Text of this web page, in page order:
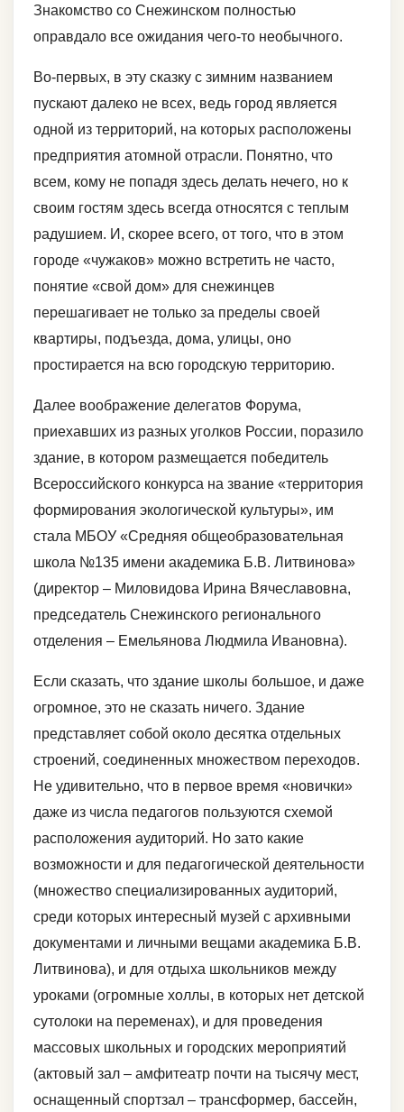
Знакомство со Снежинском полностью
оправдало все ожидания чего-то необычного.
Во-первых, в эту сказку с зимним названием
пускают далеко не всех, ведь город является
одной из территорий, на которых расположены
предприятия атомной отрасли. Понятно, что
всем, кому не попадя здесь делать нечего, но к
своим гостям здесь всегда относятся с теплым
радушием. И, скорее всего, от того, что в этом
городе «чужаков» можно встретить не часто,
понятие «свой дом» для снежинцев
перешагивает не только за пределы своей
квартиры, подъезда, дома, улицы, оно
простирается на всю городскую территорию.
Далее воображение делегатов Форума,
приехавших из разных уголков России, поразило
здание, в котором размещается победитель
Всероссийского конкурса на звание «территория
формирования экологической культуры», им
стала МБОУ «Средняя общеобразовательная
школа №135 имени академика Б.В. Литвинова»
(директор – Миловидова Ирина Вячеславовна,
председатель Снежинского регионального
отделения – Емельянова Людмила Ивановна).
Если сказать, что здание школы большое, и даже
огромное, это не сказать ничего. Здание
представляет собой около десятка отдельных
строений, соединенных множеством переходов.
Не удивительно, что в первое время «новички»
даже из числа педагогов пользуются схемой
расположения аудиторий. Но зато какие
возможности и для педагогической деятельности
(множество специализированных аудиторий,
среди которых интересный музей с архивными
документами и личными вещами академика Б.В.
Литвинова), и для отдыха школьников между
уроками (огромные холлы, в которых нет детской
сутолоки на переменах), и для проведения
массовых школьных и городских мероприятий
(актовый зал – амфитеатр почти на тысячу мест,
оснащенный спортзал – трансформер, бассейн,